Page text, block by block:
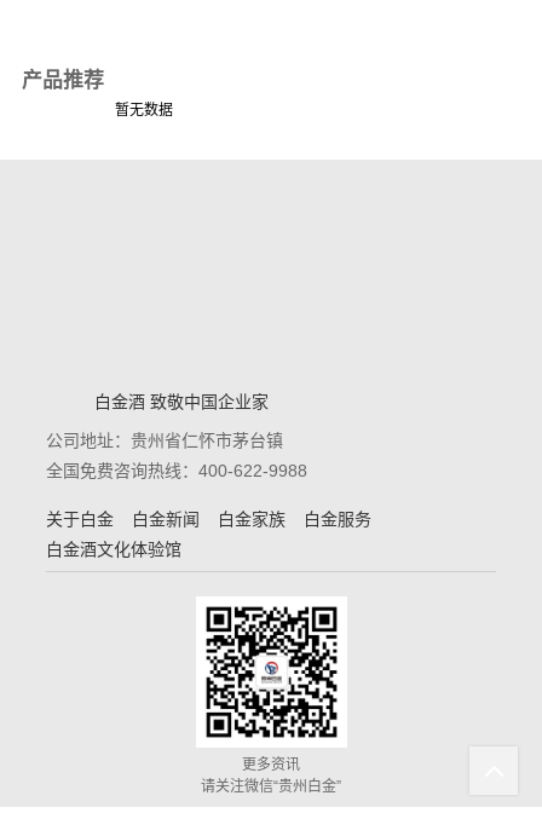
产品推荐
暂无数据
白金酒 致敬中国企业家
公司地址：贵州省仁怀市茅台镇
全国免费咨询热线：400-622-9988
关于白金 白金新闻 白金家族
白金服务
白金酒文化体验馆
更多资讯
请关注微信“贵州白金”